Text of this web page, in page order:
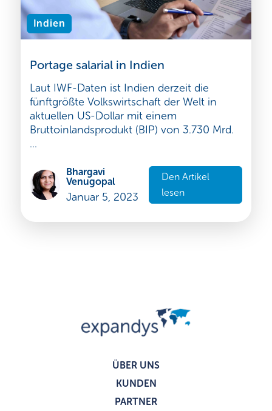
Indien
Portage salarial in Indien
Laut IWF-Daten ist Indien derzeit die
fünftgrößte Volkswirtschaft der Welt in
aktuellen US-Dollar mit einem
Bruttoinlandsprodukt (BIP) von 3.730 Mrd.
...
Bhargavi
Venugopal
Januar 5, 2023
Den Artikel
lesen
ÜBER UNS
KUNDEN
PARTNER